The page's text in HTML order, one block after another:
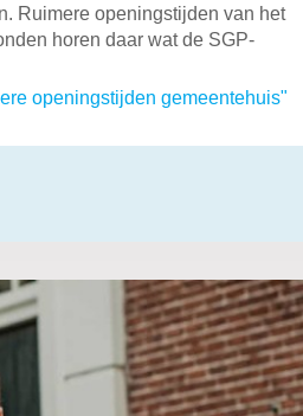
Ruimere openingstijden van het
horen daar wat de SGP-
openingstijden gemeentehuis"